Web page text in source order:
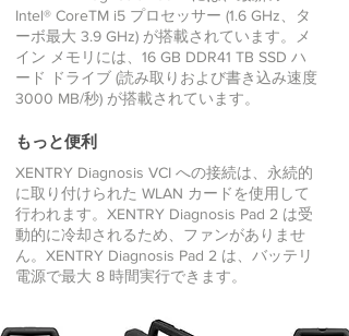
Intel® CoreTM i5 プロセッサー (1.6 GHz、タ
ーボ最大 3.9 GHz) が搭載されています。メ
イン メモリには、16 GB DDR41 TB SSD ハ
ード ドライブ (読み取りおよび書き込み速度
3000 MB/秒) が搭載されています。
もっと便利
XENTRY Diagnosis VCI への接続は、永続的
に取り付けられた WLAN カードを使用して
行われます。XENTRY Diagnosis Pad 2 は受
動的に冷却されるため、ファンがありませ
ん。XENTRY Diagnosis Pad 2 は、バッテリ
電源で最大 8 時間実行できます。